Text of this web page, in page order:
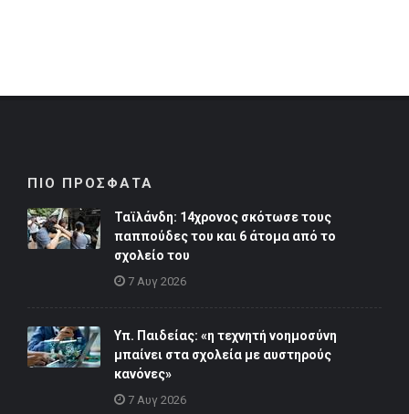
ΠΙΟ ΠΡΟΣΦΑΤΑ
Ταϊλάνδη: 14χρονος σκότωσε τους
παππούδες του και 6 άτομα από το
σχολείο του
7 Αυγ 2026
Υπ. Παιδείας: «η τεχνητή νοημοσύνη
μπαίνει στα σχολεία με αυστηρούς
κανόνες»
7 Αυγ 2026